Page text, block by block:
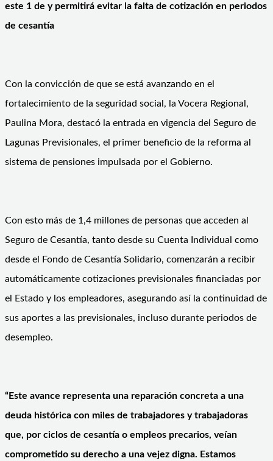
este 1 de y permitirá evitar la falta de cotización en periodos
de cesantía
Con la convicción de que se está avanzando en el
fortalecimiento de la seguridad social, la Vocera Regional,
Paulina Mora, destacó la entrada en vigencia del Seguro de
Lagunas Previsionales, el primer beneficio de la reforma al
sistema de pensiones impulsada por el Gobierno.
Con esto más de 1,4 millones de personas que acceden al
Seguro de Cesantía, tanto desde su Cuenta Individual como
desde el Fondo de Cesantía Solidario, comenzarán a recibir
automáticamente cotizaciones previsionales financiadas por
el Estado y los empleadores, asegurando así la continuidad de
sus aportes a las previsionales, incluso durante periodos de
desempleo.
“Este avance representa una reparación concreta a una
deuda histórica con miles de trabajadores y trabajadoras
que, por ciclos de cesantía o empleos precarios, veían
comprometido su derecho a una vejez digna. Estamos